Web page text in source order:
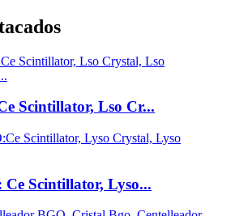
Scintillator, Lso Cr...
Ce Scintillator, Lyso...